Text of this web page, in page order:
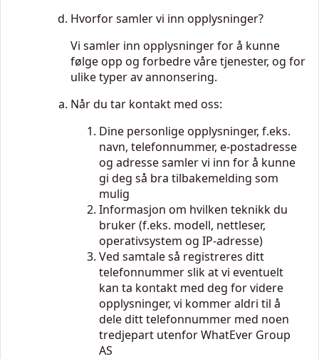
Hvorfor samler vi inn opplysninger?
Vi samler inn opplysninger for å kunne
følge opp og forbedre våre tjenester, og for
ulike typer av annonsering.
Når du tar kontakt med oss:
Dine personlige opplysninger, f.eks.
navn, telefonnummer, e-postadresse
og adresse samler vi inn for å kunne
gi deg så bra tilbakemelding som
mulig
Informasjon om hvilken teknikk du
bruker (f.eks. modell, nettleser,
operativsystem og IP-adresse)
Ved samtale så registreres ditt
telefonnummer slik at vi eventuelt
kan ta kontakt med deg for videre
opplysninger, vi kommer aldri til å
dele ditt telefonnummer med noen
tredjepart utenfor WhatEver Group
AS